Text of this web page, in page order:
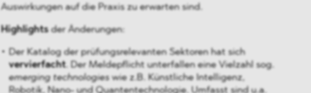
Auswirkungen auf die Praxis zu erwarten sind.
Highlightsder Änderungen:
Der Katalog der prüfungsrelevanten Sektoren hat sich
vervierfacht . Der Meldepflicht unterfallen eine Vielzahl sog.
emerging technologieswie z.B. Künstliche Intelligenz,
Robotik, Nano- und Quantentechnologie. Umfasst sind u.a.